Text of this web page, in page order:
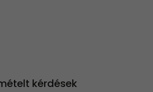
kérdések